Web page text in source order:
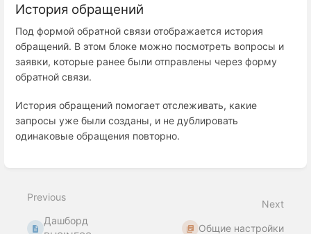
История обращений
Под формой обратной связи отображается история
обращений. В этом блоке можно посмотреть вопросы и
заявки, которые ранее были отправлены через форму
обратной связи.
История обращений помогает отслеживать, какие
запросы уже были созданы, и не дублировать
одинаковые обращения повторно.
mode
Previous
Дашборд
Next
Общие настройки